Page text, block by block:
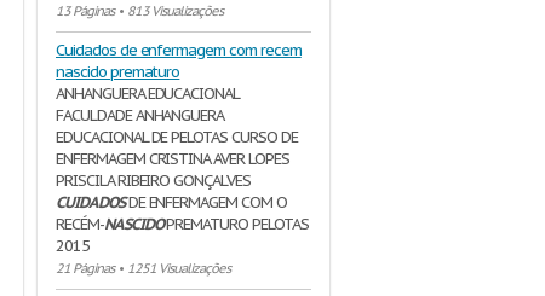
13 Páginas• 813 Visualizações
Cuidados de enfermagem com recem
nascido prematuro
ANHANGUERA EDUCACIONAL
FACULDADE ANHANGUERA
EDUCACIONAL DE PELOTAS CURSO DE
ENFERMAGEM CRISTINA AVER LOPES
PRISCILA RIBEIRO GONÇALVES
CUIDADOSDE ENFERMAGEM COM O
RECÉM-NASCIDOPREMATURO PELOTAS
2015
21 Páginas• 1251 Visualizações